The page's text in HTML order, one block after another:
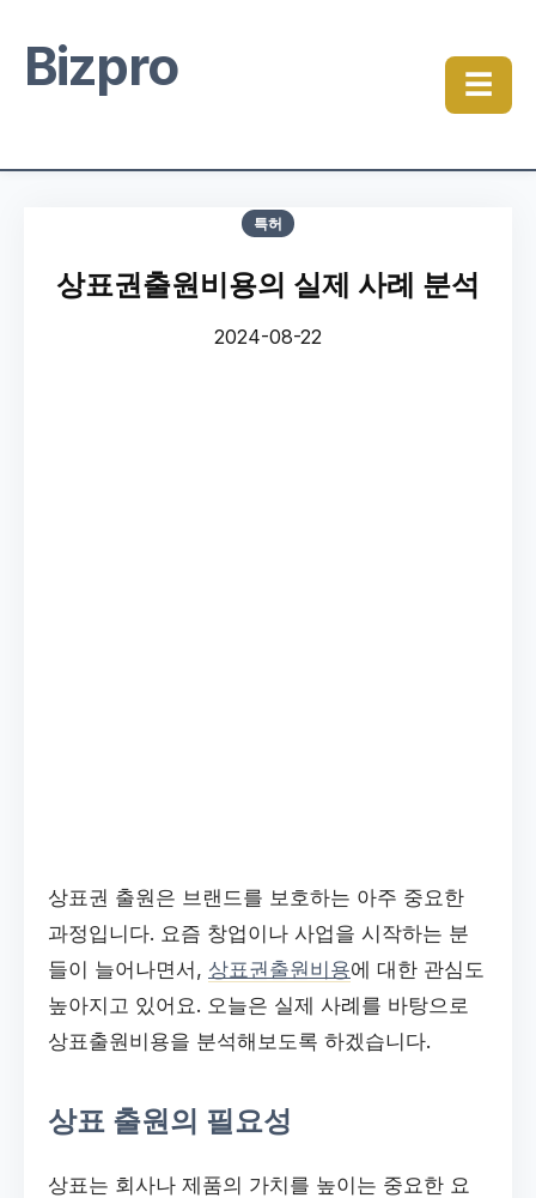
Bizpro ☰
특허
상표권출원비용의 실제 사례 분석
2024-08-22
상표권 출원은 브랜드를 보호하는 아주 중요한
과정입니다. 요즘 창업이나 사업을 시작하는 분
들이 늘어나면서, 상표권출원비용에 대한 관심도
높아지고 있어요. 오늘은 실제 사례를 바탕으로
상표출원비용을 분석해보도록 하겠습니다.
상표 출원의 필요성
상표는 회사나 제품의 가치를 높이는 중요한 요